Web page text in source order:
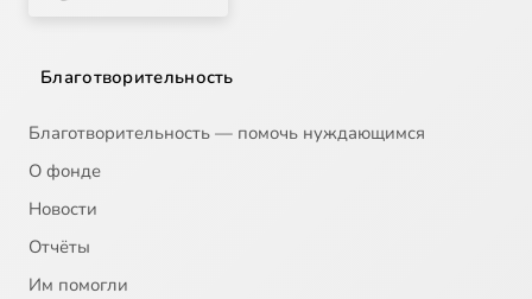
Благотворительность
Благотворительность — помочь нуждающимся
О фонде
Новости
Отчёты
Им помогли